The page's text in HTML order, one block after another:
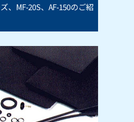
、MF-20S、AF-150のご紹